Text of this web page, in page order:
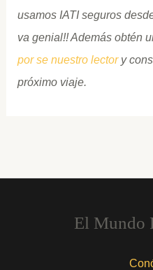
usamos IATI seguros
va genial!! Además obtén
por se nuestro lectory
próximo viaje.
El Mundo